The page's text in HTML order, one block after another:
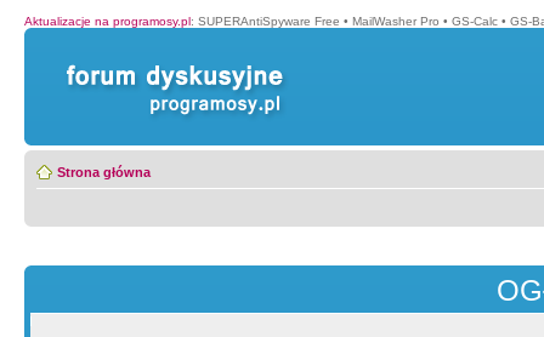
Aktualizacje na programosy.pl: SUPERAntiSpyware Free • MailWasher Pro • GS-Calc • GS-
Strona główna